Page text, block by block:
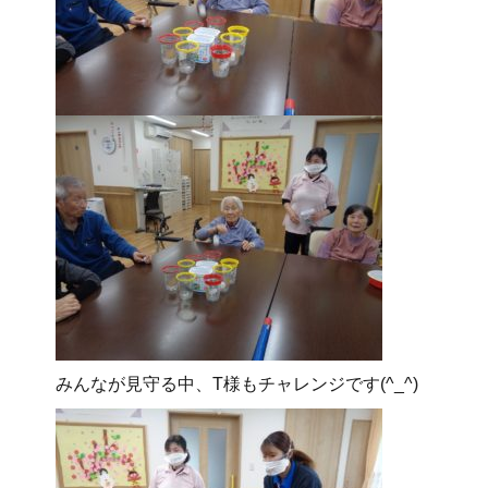
みんなが見守る中、T様もチャレンジです(^_^)